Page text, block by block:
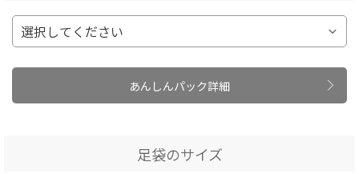
あんしんパック詳細
足袋のサイズ